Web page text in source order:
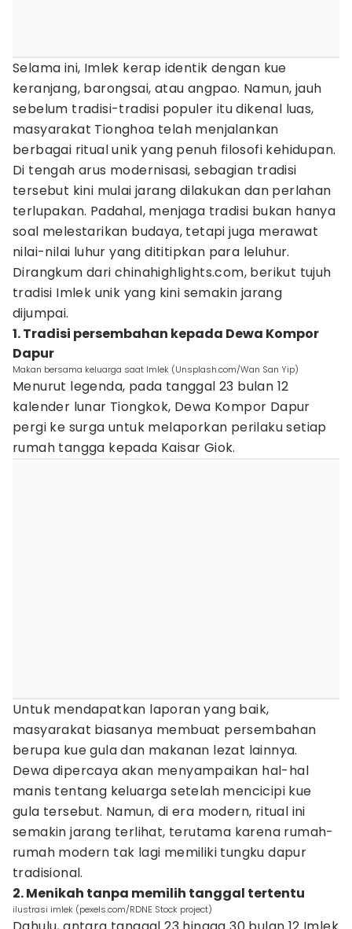
Selama ini, Imlek kerap identik dengan kue
keranjang, barongsai, atau angpao. Namun, jauh
sebelum tradisi-tradisi populer itu dikenal luas,
masyarakat Tionghoa telah menjalankan
berbagai ritual unik yang penuh filosofi kehidupan.
Di tengah arus modernisasi, sebagian tradisi
tersebut kini mulai jarang dilakukan dan perlahan
terlupakan. Padahal, menjaga tradisi bukan hanya
soal melestarikan budaya, tetapi juga merawat
nilai-nilai luhur yang dititipkan para leluhur.
Dirangkum dari chinahighlights.com, berikut tujuh
tradisi Imlek unik yang kini semakin jarang
dijumpai.
1. Tradisi persembahan kepada Dewa Kompor
Dapur
Makan bersama keluarga saat Imlek (Unsplash.com/Wan San Yip)
Menurut legenda, pada tanggal 23 bulan 12
kalender lunar Tiongkok, Dewa Kompor Dapur
pergi ke surga untuk melaporkan perilaku setiap
rumah tangga kepada Kaisar Giok.
Untuk mendapatkan laporan yang baik,
masyarakat biasanya membuat persembahan
berupa kue gula dan makanan lezat lainnya.
Dewa dipercaya akan menyampaikan hal-hal
manis tentang keluarga setelah mencicipi kue
gula tersebut. Namun, di era modern, ritual ini
semakin jarang terlihat, terutama karena rumah-
rumah modern tak lagi memiliki tungku dapur
tradisional.
2. Menikah tanpa memilih tanggal tertentu
ilustrasi imlek (pexels.com/RDNE Stock project)